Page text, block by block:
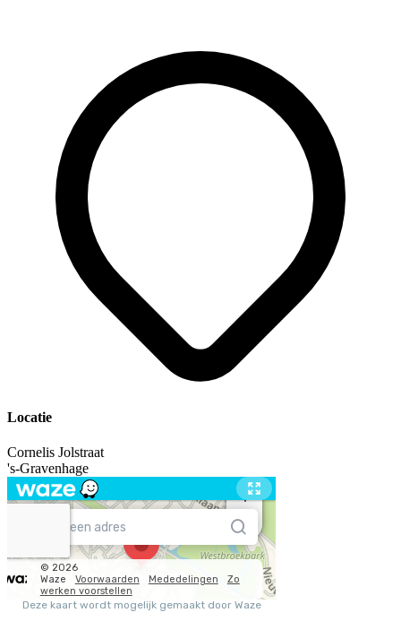
Locatie
Cornelis Jolstraat
's-Gravenhage